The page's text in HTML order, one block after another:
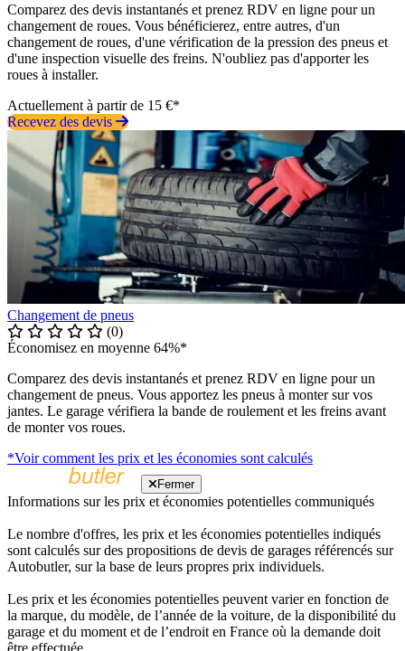
Comparez des devis instantanés et prenez RDV en ligne pour un
changement de roues. Vous bénéficierez, entre autres, d'un
changement de roues, d'une vérification de la pression des pneus et
d'une inspection visuelle des freins. N'oubliez pas d'apporter les
roues à installer.
Actuellement à partir de 15 €*
Recevez des devis
Changement de pneus
(0)
Économisez en moyenne 64%*
Comparez des devis instantanés et prenez RDV en ligne pour un
changement de pneus. Vous apportez les pneus à monter sur vos
jantes. Le garage vérifiera la bande de roulement et les freins avant
de monter vos roues.
*Voir comment les prix et les économies sont calculés
Fermer
Informations sur les prix et économies potentielles communiqués
Le nombre d'offres, les prix et les économies potentielles indiqués
sont calculés sur des propositions de devis de garages référencés sur
Autobutler, sur la base de leurs propres prix individuels.
Les prix et les économies potentielles peuvent varier en fonction de
la marque, du modèle, de l’année de la voiture, de la disponibilité du
garage et du moment et de l’endroit en France où la demande doit
être effectuée.